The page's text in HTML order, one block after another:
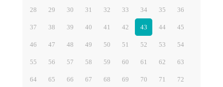
28 29 30 31 32 33 34 35 36
37 38 39 40 41 42 43 44 45
46 47 48 49 50 51 52 53 54
55 56 57 58 59 60 61 62 63
64 65 66 67 68 69 70 71 72